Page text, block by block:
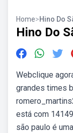
Home>Hino Do
Hino Do
Webclique
grandes times
está com
são paulo é